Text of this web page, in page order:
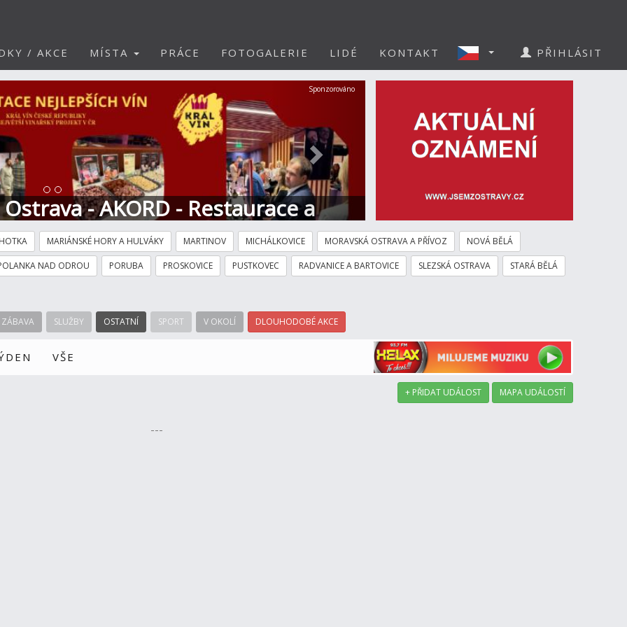
/ AKCE MÍSTA PRÁCE FOTOGALERIE LIDÉ KONTAKT PŘIHLÁSIT
- AKORD - Restaurace a
Další
Sponzorováno
MARIÁNSKÉ HORY A HULVÁKY MARTINOV MICHÁLKOVICE MORAVSKÁ OSTRAVA A PŘÍVOZ NOVÁ BĚLÁ
NAD ODROU PORUBA PROSKOVICE PUSTKOVEC RADVANICE A BARTOVICE SLEZSKÁ OSTRAVA STARÁ BĚLÁ
ZÁBAVA SLUŽBY OSTATNÍ SPORT V OKOLÍ DLOUHODOBÉ AKCE
VŠE
+ PŘIDAT UDÁLOST MAPA UDÁLOSTÍ
---